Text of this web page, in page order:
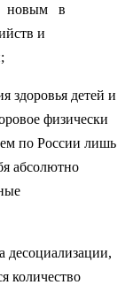
новым в
и
детей и
физически
по России лишь
абсолютно
количество